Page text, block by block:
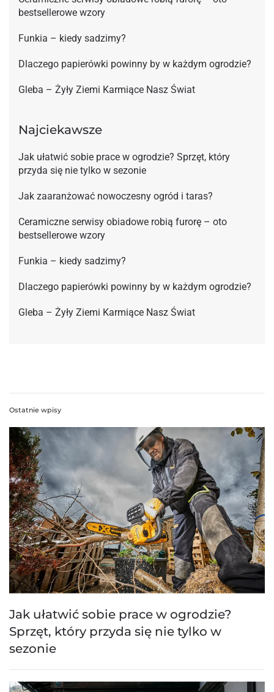
bestsellerowe wzory
Funkia – kiedy sadzimy?
Dlaczego papierówki powinny by w każdym ogrodzie?
Gleba – Żyły Ziemi Karmiące Nasz Świat
Najciekawsze
Jak ułatwić sobie prace w ogrodzie? Sprzęt, który
przyda się nie tylko w sezonie
Jak zaaranżować nowoczesny ogród i taras?
Ceramiczne serwisy obiadowe robią furorę – oto
bestsellerowe wzory
Funkia – kiedy sadzimy?
Dlaczego papierówki powinny by w każdym ogrodzie?
Gleba – Żyły Ziemi Karmiące Nasz Świat
Ostatnie wpisy
Jak ułatwić sobie prace w ogrodzie?
Sprzęt, który przyda się nie tylko w
sezonie